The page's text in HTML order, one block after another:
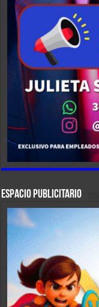
ESPACIO PUBLICITARIO